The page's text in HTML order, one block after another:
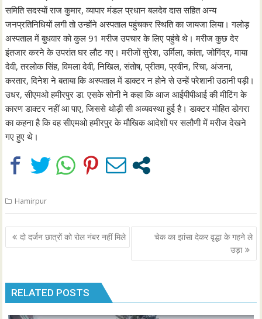
समिति सदस्याें राज कुमार, व्यापार मंडल प्रधान बलदेव दास सहित अन्य
जनप्रतिनिधियों लगी तो उन्होंने अस्पताल पहुंचकर स्थिति का जायजा लिया। गलोड़
अस्पताल में बुधवार को कुल 91 मरीज उपचार के लिए पहुंचे थे। मरीज कुछ देर
इंतजार करने के उपरांत घर लौट गए। मरीजों सुरेश, उर्मिला, कांता, जोगिंद्र, माया
देवी, तरलोक सिंह, विमला देवी, निखिल, संतोष, प्रीतम, प्रवीन, रिचा, अंजना,
करतार, दिनेश ने बताया कि अस्पताल में डाक्टर न होने से उन्हें परेशानी उठानी पड़ी।
उधर, सीएमओ हमीरपुर डा. एसके सोनी ने कहा कि आज आईपीपीआई की मीटिंग के
कारण डाक्टर नहीं आ पाए, जिससे थोड़ी सी अव्यवस्था हुई है। डाक्टर मोहित डोगरा
का कहना है कि वह सीएमओ हमीरपुर के मौखिक आदेशों पर सलौणी में मरीज देखने
गए हुए थे।
Hamirpur
Post
navigation
दो दर्जन छात्रों को रोल नंबर नहीं मिले
चेक का झांसा देकर वृद्धा के गहने ले
उड़ा
RELATED POSTS